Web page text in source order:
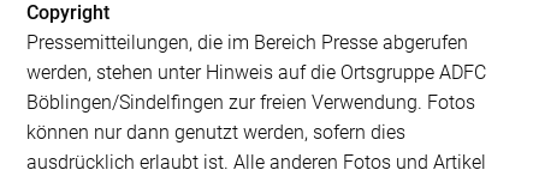
Copyright
Pressemitteilungen, die im Bereich Presse abgerufen
werden, stehen unter Hinweis auf die Ortsgruppe ADFC
Böblingen/Sindelfingen zur freien Verwendung. Fotos
können nur dann genutzt werden, sofern dies
ausdrücklich erlaubt ist. Alle anderen Fotos und Artikel